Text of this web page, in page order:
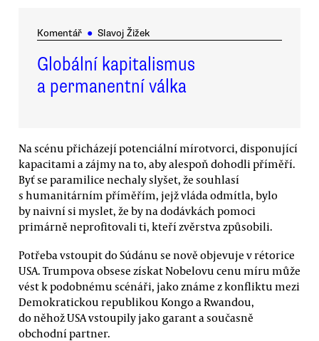
Komentář ● Slavoj Žižek
Globální kapitalismus
a permanentní válka
Na scénu přicházejí potenciální mírotvorci, disponující
kapacitami a zájmy na to, aby alespoň dohodli příměří.
Byť se paramilice nechaly slyšet, že souhlasí
s humanitárním příměřím, jejž vláda odmítla, bylo
by naivní si myslet, že by na dodávkách pomoci
primárně neprofitovali ti, kteří zvěrstva způsobili.
Potřeba vstoupit do Súdánu se nově objevuje v rétorice
USA. Trumpova obsese získat Nobelovu cenu míru může
vést k podobnému scénáři, jako známe z konfliktu mezi
Demokratickou republikou Kongo a Rwandou,
do něhož USA vstoupily jako garant a současně
obchodní partner.